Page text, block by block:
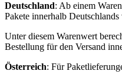
Deutschland: ​ Ab einem
Pakete innerhalb
Unter diesem Warenwert
Bestellung für den Versand
Österreich: Für